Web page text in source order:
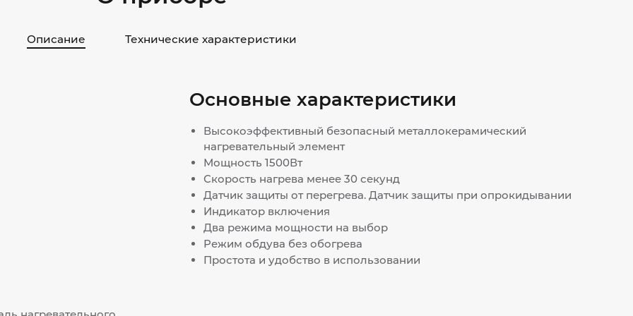
Описание Технические характеристики
Основные характеристики
Высокоэффективный безопасный металлокерамический
нагревательный элемент
Мощность 1500Вт
Скорость нагрева менее 30 секунд
Датчик защиты от перегрева. Датчик защиты при опрокидывании
Индикатор включения
Два режима мощности на выбор
Режим обдува без обогрева
Простота и удобство в использовании